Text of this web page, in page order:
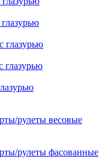
глазурью
глазурью
рулеты весовые
рулеты фасованные